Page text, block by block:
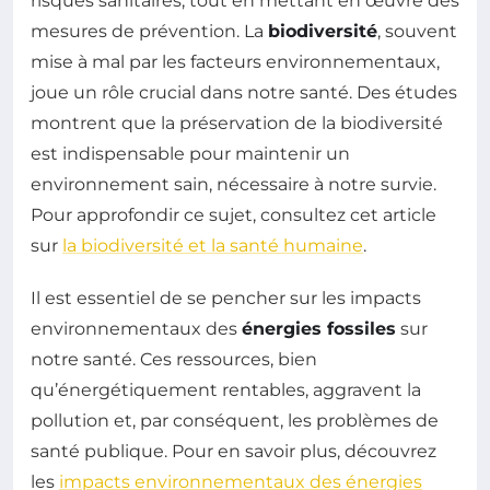
mesures de prévention. La biodiversité, souvent
mise à mal par les facteurs environnementaux,
joue un rôle crucial dans notre santé. Des études
montrent que la préservation de la biodiversité
est indispensable pour maintenir un
environnement sain, nécessaire à notre survie.
Pour approfondir ce sujet, consultez cet article
sur la biodiversité et la santé humaine.
Il est essentiel de se pencher sur les impacts
environnementaux des énergies fossiles sur
notre santé. Ces ressources, bien
qu’énergétiquement rentables, aggravent la
pollution et, par conséquent, les problèmes de
santé publique. Pour en savoir plus, découvrez
les impacts environnementaux des énergies